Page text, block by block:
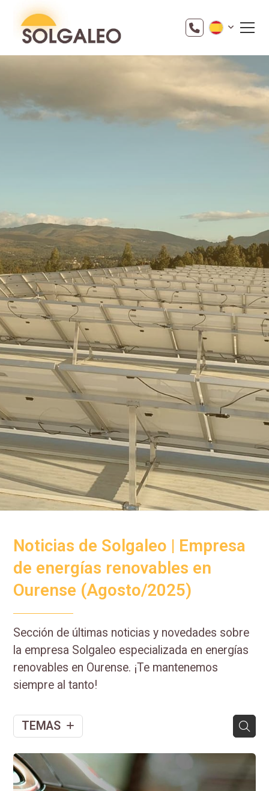
Noticias de Solgaleo | Empresa
de energías renovables en
Ourense (Agosto/2025)
Sección de últimas noticias y novedades sobre
la empresa Solgaleo especializada en energías
renovables en Ourense. ¡Te mantenemos
siempre al tanto!
TEMAS